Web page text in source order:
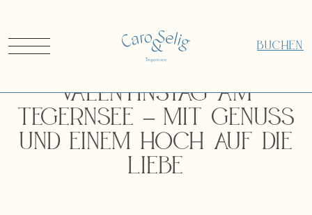
BUCHEN
Valentinstag am
Tegernsee – mit Genuss
und einem Hoch auf die
Liebe